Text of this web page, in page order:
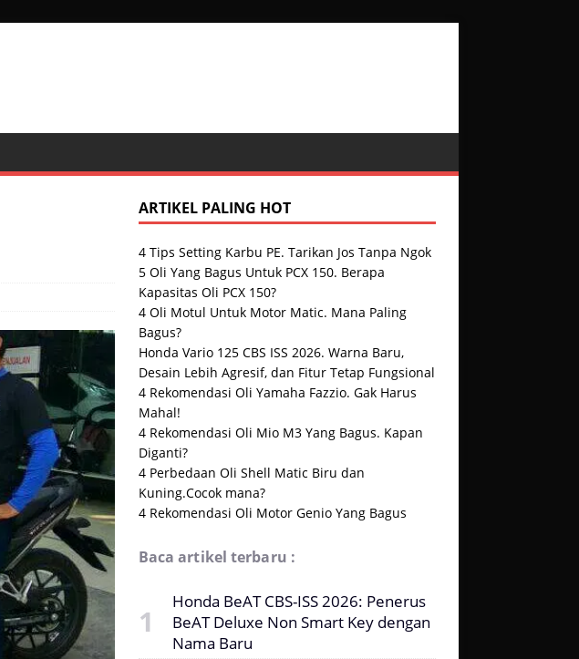
ARTIKEL PALING HOT
4 Tips Setting Karbu PE. Tarikan Jos Tanpa Ngok
5 Oli Yang Bagus Untuk PCX 150. Berapa
Kapasitas Oli PCX 150?
4 Oli Motul Untuk Motor Matic. Mana Paling
Bagus?
Honda Vario 125 CBS ISS 2026. Warna Baru,
Desain Lebih Agresif, dan Fitur Tetap Fungsional
4 Rekomendasi Oli Yamaha Fazzio. Gak Harus
Mahal!
4 Rekomendasi Oli Mio M3 Yang Bagus. Kapan
Diganti?
4 Perbedaan Oli Shell Matic Biru dan
Kuning.Cocok mana?
4 Rekomendasi Oli Motor Genio Yang Bagus
Baca artikel terbaru :
Honda BeAT CBS-ISS 2026: Penerus
BeAT Deluxe Non Smart Key dengan
Nama Baru